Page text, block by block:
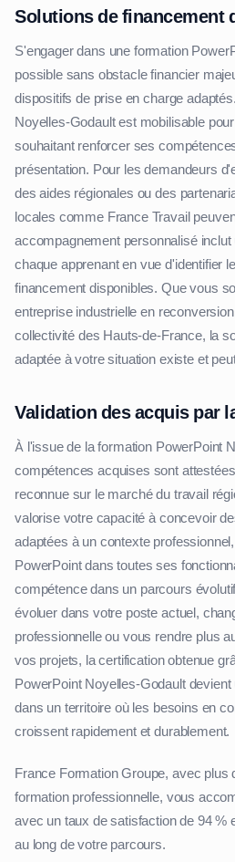
Solutions de financement
S'engager dans une formation
possible sans obstacle financier
dispositifs de prise en charge
Noyelles-Godault est mobilisable
souhaitant renforcer ses
présentation. Pour les demandeurs
des aides régionales ou des
locales comme France Travail
accompagnement personnalisé
chaque apprenant en vue d'identifier
financement disponibles. Que vous
entreprise industrielle en
collectivité des Hauts-de-France, la
adaptée à votre situation existe et
Validation des acquis par
À l'issue de la formation PowerPoint
compétences acquises sont
reconnue sur le marché du travail
valorise votre capacité à concevoir
adaptées à un contexte
PowerPoint dans toutes ses
compétence dans un parcours
évoluer dans votre poste actuel,
professionnelle ou vous rendre plus
vos projets, la certification obtenue
PowerPoint Noyelles-Godault
dans un territoire où les besoins en
croissent rapidement et durablement.
France Formation Groupe, avec plus
formation professionnelle, vous
avec un taux de satisfaction de 94 %
au long de votre parcours.